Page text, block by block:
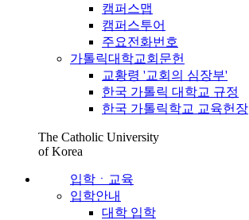
캠퍼스맵
캠퍼스투어
주요전화번호
가톨릭대학교회문헌
교황령 '교회의 심장부'
한국 가톨릭 대학교 규정
한국 가톨릭학교 교육헌장
The Catholic University
of Korea
입학ㆍ교육
입학안내
대학 입학